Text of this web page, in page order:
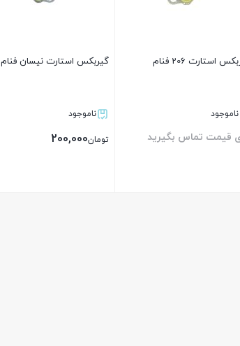
استارت 206 فنام
ناموجود
قیمت تماس بگیرید
گیربکس استارت نیسان فنام
ناموجود
تومان200,000